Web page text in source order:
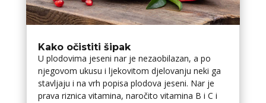
Kako očistiti šipak
U plodovima jeseni nar je nezaobilazan, a po
njegovom ukusu i ljekovitom djelovanju neki ga
stavljaju i na vrh popisa plodova jeseni. Nar je
prava riznica vitamina, naročito vitamina B i C i